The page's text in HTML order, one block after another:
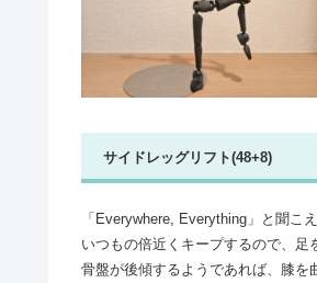
サイドレッグリフト(48+8)
「Everywhere, Everything」と聞こ
いつもの倍近くキープするので、足
骨盤が後傾するようであれば、膝を